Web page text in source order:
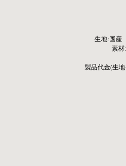
生地:国産
素材
製品代金(生